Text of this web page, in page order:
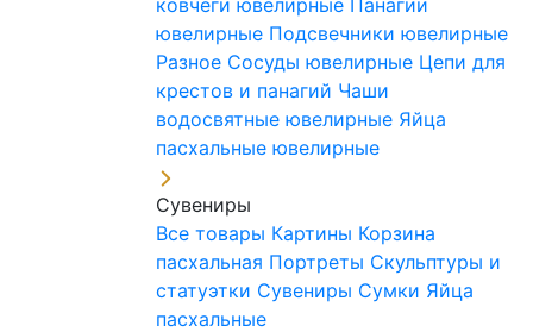
ковчеги ювелирные Панагии
ювелирные Подсвечники ювелирные
Разное Сосуды ювелирные Цепи для
крестов и панагий Чаши
водосвятные ювелирные Яйца
пасхальные ювелирные
Сувениры
Все товары Картины Корзина
пасхальная Портреты Скульптуры и
статуэтки Сувениры Сумки Яйца
пасхальные